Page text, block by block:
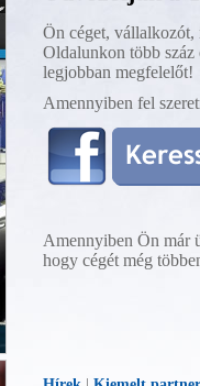
Ön céget, vállalkozót,
Oldalunkon több száz
legjobban megfelelőt!
Amennyiben fel
Amennyiben Ön már
hogy cégét még